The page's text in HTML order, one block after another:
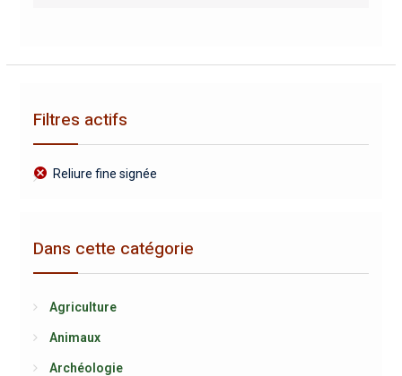
Filtres actifs
Reliure fine signée
Dans cette catégorie
Agriculture
Animaux
Archéologie